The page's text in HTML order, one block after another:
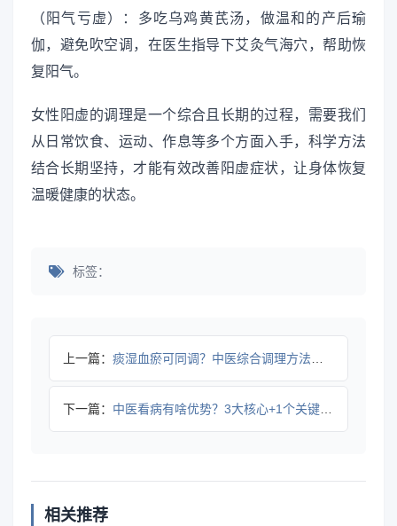
（阳气亏虚）：多吃乌鸡黄芪汤，做温和的产后瑜
伽，避免吹空调，在医生指导下艾灸气海穴，帮助恢
复阳气。
女性阳虚的调理是一个综合且长期的过程，需要我们
从日常饮食、运动、作息等多个方面入手，科学方法
结合长期坚持，才能有效改善阳虚症状，让身体恢复
温暖健康的状态。
标签：
上一篇： 痰湿血瘀可同调？中医综合调理方法帮你改善身体不适
下一篇： 中医看病有啥优势？3大核心+1个关键提醒
相关推荐